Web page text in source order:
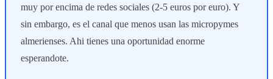
muy por encima de redes sociales (2-5 euros por euro). Y
sin embargo, es el canal que menos usan las micropymes
almerienses. Ahi tienes una oportunidad enorme
esperandote.